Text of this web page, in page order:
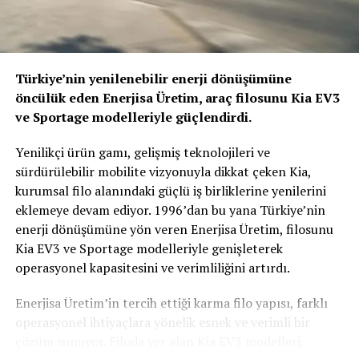
Aynı zamanda markanın elektrikli dünyasına geçişi daha
erişilebilir hale getirmeyi hedefliyor.
Ingolstadt’ta üretilecek
A2 e-tron, Audi’nin Almanya’daki merkezi Ingolstadt’ta
üretilecek bir diğer tamamen elektrikli model ailesi
Türkiye’nin yenilenebilir enerji dönüşümüne
öncülük eden Enerjisa Üretim, araç filosunu Kia EV3
ve Sportage modelleriyle güçlendirdi.
Yenilikçi ürün gamı, gelişmiş teknolojileri ve
sürdürülebilir mobilite vizyonuyla dikkat çeken Kia,
kurumsal filo alanındaki güçlü iş birliklerine yenilerini
eklemeye devam ediyor. 1996’dan bu yana Türkiye’nin
enerji dönüşümüne yön veren Enerjisa Üretim, filosunu
Kia EV3 ve Sportage modelleriyle genişleterek
operasyonel kapasitesini ve verimliliğini artırdı.
Enerjisa Üretim’in tercih ettiği karma filo yapısı, farklı
operasyonel ihtiyaçlara yönelik esnek ve verimli bir